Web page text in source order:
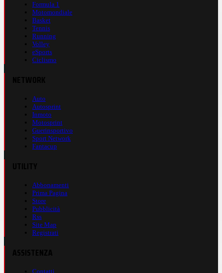
Formula 1
Motomondiale
Basket
Tennis
Running
Volley
eSports
Ciclismo
Auto
Autosprint
Inmoto
Motosprint
Guerinsportivo
Sport Network
Fantacup
Abbonamenti
Prima Pagina
Store
Pubblicità
Rss
Site Map
Registrati
Contatti